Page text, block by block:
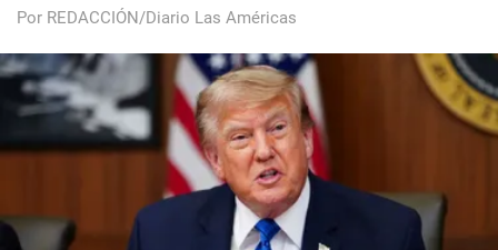
Por REDACCIÓN/Diario Las Américas